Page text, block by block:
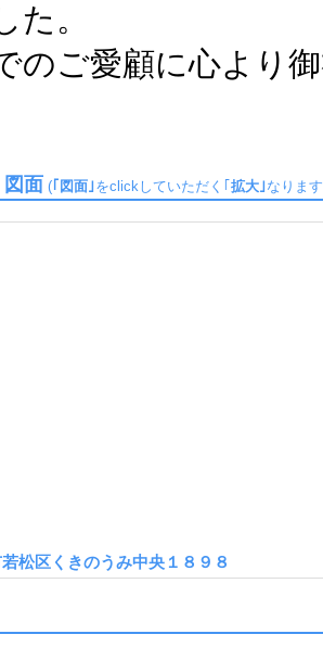
た。
のご愛顧に心より
図面 (｢図面｣ をclickしていただく｢拡大｣ なりま
松区くきのうみ中央１８９８